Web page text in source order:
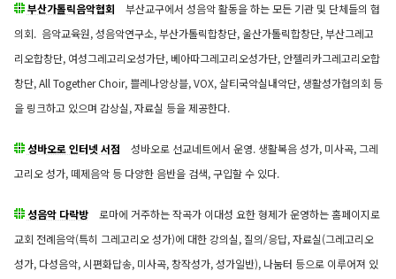
부산가톨릭음악협회
부산교구에서 성음악 활동을 하는 모든 기관 및 단체들의 협
의회. 음악교육원, 성음악연구소, 부산가톨릭합창단, 울산가톨릭합창단, 부산그레고
리오합창단, 여성그레고리오성가단, 베아따그레고리오성가단, 안젤리카그레고리오합
창단, All Together Choir, 쁠레나앙상블, VOX, 살티국악실내악단, 생활성가협의회 등
을 링크하고 있으며 감상실, 자료실 등을 제공한다.
성바오로 인터넷 서점 성바오로 선교네트에서 운영. 생활복음 성가, 미사곡, 그레
고리오 성가, 떼제음악 등 다양한 음반을 검색, 구입할 수 있다.
성음악 다락방로마에 거주하는 작곡가 이대성 요한 형제가 운영하는 홈페이지로
교회 전례음악(특히 그레고리오 성가)에 대한 강의실, 질의/응답, 자료실(그레고리오
성가, 다성음악, 시편화답송, 미사곡, 창작성가, 성가일반), 나눔터 등으로 이루어져 있